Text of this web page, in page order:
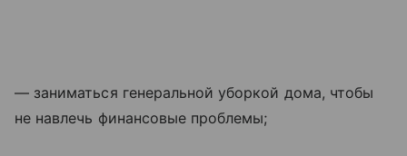
— заниматься генеральной уборкой дома, чтобы
не навлечь финансовые проблемы;